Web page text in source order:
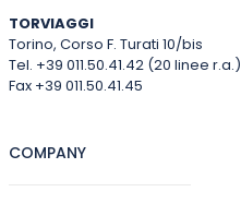
TORVIAGGI
Torino, Corso F. Turati 10/bis
Tel. +39 011.50.41.42 (20 linee r.a.)
Fax +39 011.50.41.45
COMPANY